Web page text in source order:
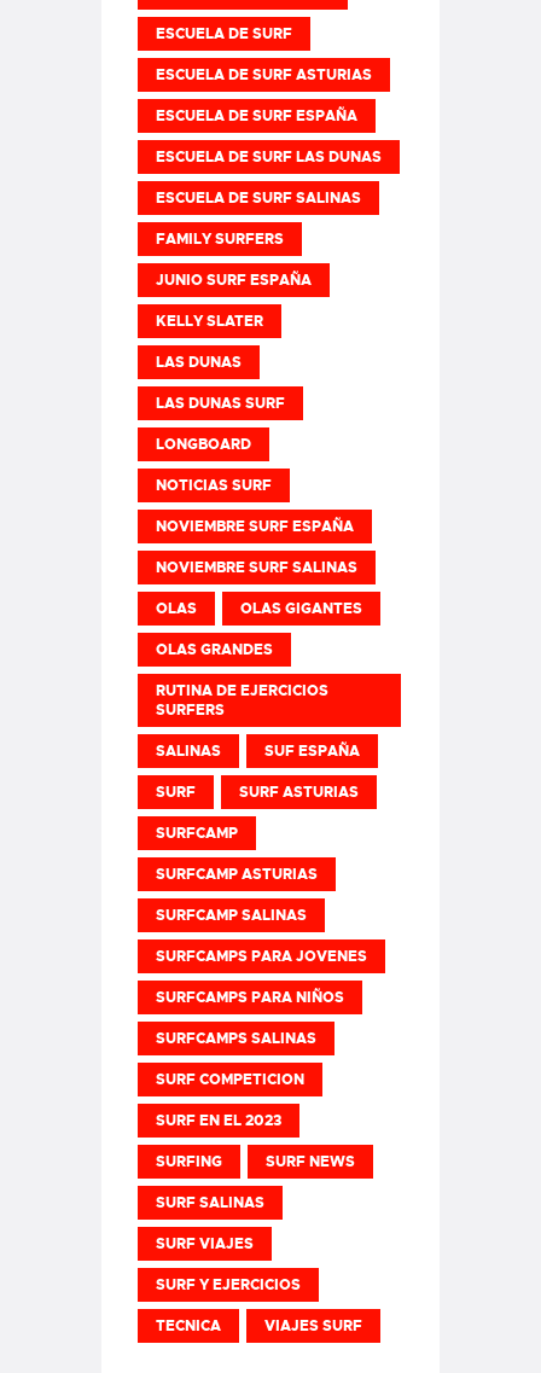
ESCUELA DE SURF
ESCUELA DE SURF ASTURIAS
ESCUELA DE SURF ESPAÑA
ESCUELA DE SURF LAS DUNAS
ESCUELA DE SURF SALINAS
FAMILY SURFERS
JUNIO SURF ESPAÑA
KELLY SLATER
LAS DUNAS
LAS DUNAS SURF
LONGBOARD
NOTICIAS SURF
NOVIEMBRE SURF ESPAÑA
NOVIEMBRE SURF SALINAS
OLAS OLAS GIGANTES
OLAS GRANDES
RUTINA DE EJERCICIOS
SURFERS
SALINAS SUF ESPAÑA
SURF SURF ASTURIAS
SURFCAMP
SURFCAMP ASTURIAS
SURFCAMP SALINAS
SURFCAMPS PARA JOVENES
SURFCAMPS PARA NIÑOS
SURFCAMPS SALINAS
SURF COMPETICION
SURF EN EL 2023
SURFING SURF NEWS
SURF SALINAS
SURF VIAJES
SURF Y EJERCICIOS
TECNICA VIAJES SURF